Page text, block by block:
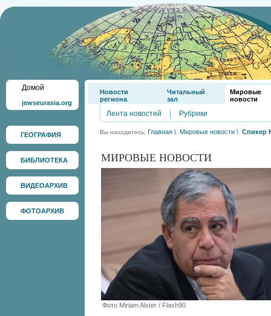
Домой
jewseurasia.org
ГЕОГРАФИЯ
БИБЛИОТЕКА
ВИДЕОАРХИВ
ФОТОАРХИВ
Новости
региона
Читальный
зал
Мировые
новости
Лента новостей Рубрики
Вы находитесь: Главная \ Мировые новости \ Спикер
МИРОВЫЕ НОВОСТИ
Фото Miriam Alster / Flash90